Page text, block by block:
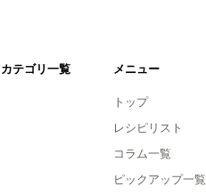
カテゴリ一覧 メニュー
トップ
レシピリスト
コラム一覧
ピックアップ一覧